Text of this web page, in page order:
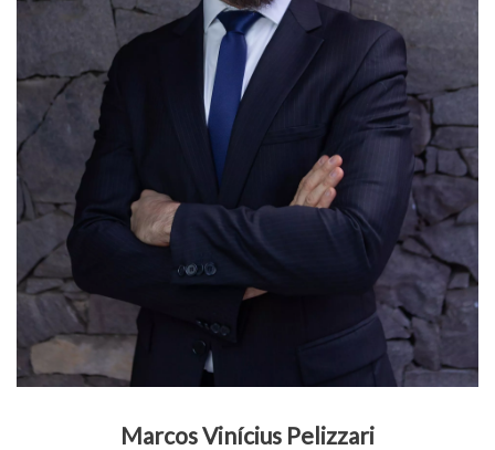
Marcos Vinícius Pelizzari